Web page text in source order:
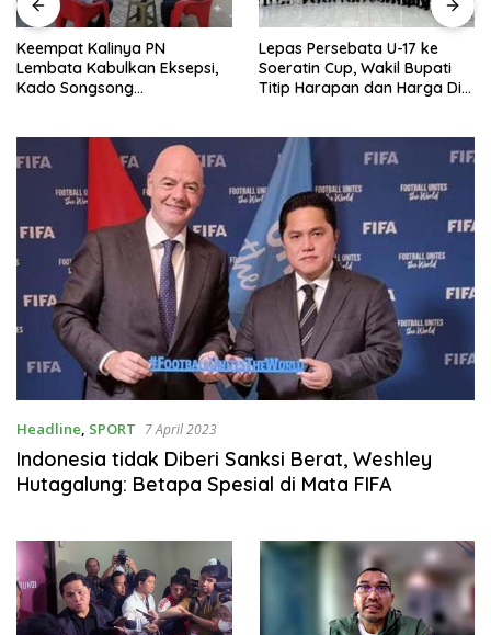
Keempat Kalinya PN
Lembata Kabulkan Eksepsi,
Kado Songsong
Lepas Persebata U-17 ke
Soeratin Cup, Wakil Bupati
Titip Harapan dan Harga Diri
Headline, SPORT 7 April 2023
Indonesia tidak Diberi Sanksi Berat, Weshley
Hutagalung: Betapa Spesial di Mata FIFA